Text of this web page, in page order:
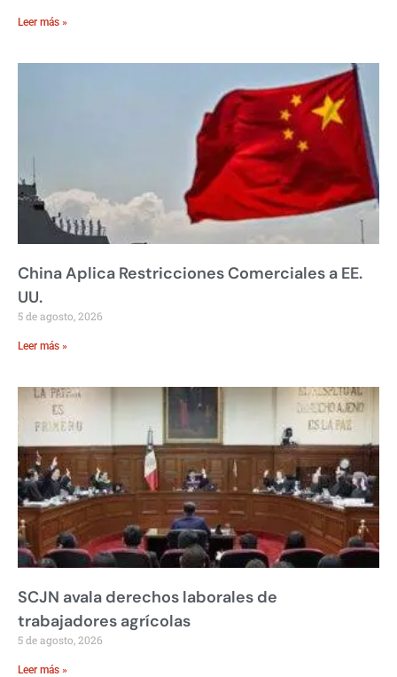
Leer más »
China Aplica Restricciones Comerciales a EE.
UU.
5 de agosto, 2026
Leer más »
SCJN avala derechos laborales de
trabajadores agrícolas
5 de agosto, 2026
Leer más »